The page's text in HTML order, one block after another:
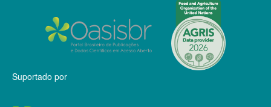
Suportado por